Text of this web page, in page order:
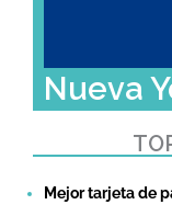
Nueva
Mejor tarjeta de